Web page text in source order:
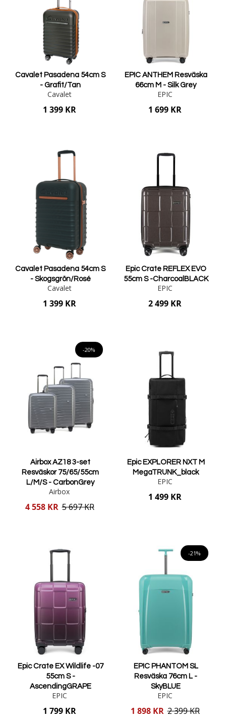
Cavalet Pasadena 54cm S
- Grafit/Tan
Cavalet
1 399 KR
EPIC ANTHEM Resväska
66cm M - Silk Grey
EPIC
1 699 KR
Cavalet Pasadena 54cm S
- Skogsgrön/Rosé
Cavalet
1 399 KR
Epic Crate REFLEX EVO
55cm S -CharcoalBLACK
EPIC
2 499 KR
-20%
Airbox AZ18 3-set
Resväskor 75/65/55cm
L/M/S - CarbonGrey
Airbox
Reducerat
4 558 KR 5 697 KR
Epic EXPLORER NXT M
MegaTRUNK_black
EPIC
1 499 KR
Epic Crate EX Wildlife -07
55cm S -
AscendingGRAPE
EPIC
1 799 KR
-21%
EPIC PHANTOM SL
Resväska 76cm L -
SkyBLUE
EPIC
Reducerat
1 898 KR 2 399 KR